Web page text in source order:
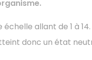
allant de 1 à
donc un état